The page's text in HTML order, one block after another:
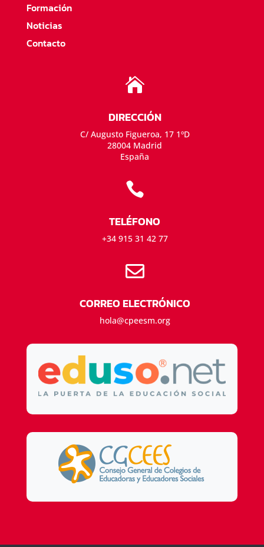
Formación
Noticias
Contacto

DIRECCIÓN
C/ Augusto Figueroa, 17 1ºD
28004 Madrid
España

TELÉFONO
+34 915 31 42 77

CORREO ELECTRÓNICO
hola@cpeesm.org